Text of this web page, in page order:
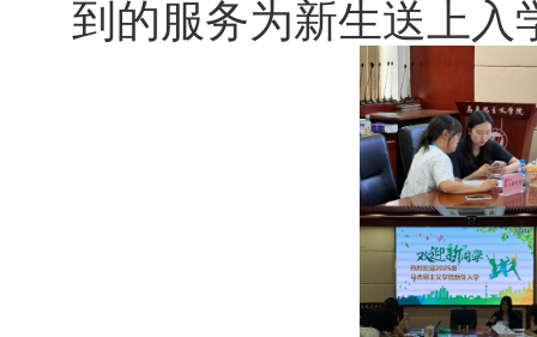
到的服务为新生送上入